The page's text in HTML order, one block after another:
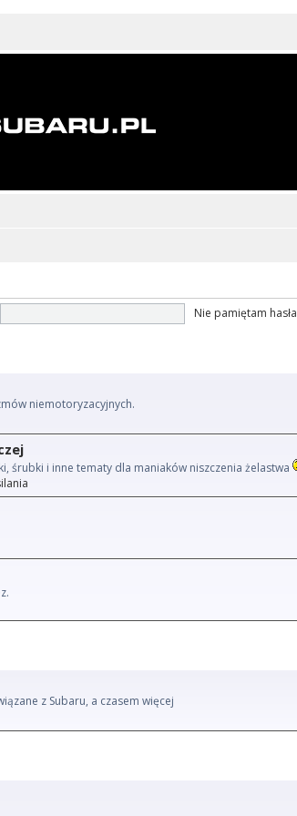
Nie pamiętam hasła
niemotoryzacyjnych.
śrubki i inne tematy dla maniaków niszczenia żelastwa
z Subaru, a czasem więcej